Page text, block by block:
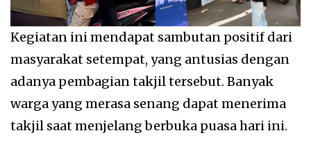
Kegiatan ini mendapat sambutan positif dari
masyarakat setempat, yang antusias dengan
adanya pembagian takjil tersebut. Banyak
warga yang merasa senang dapat menerima
takjil saat menjelang berbuka puasa hari ini.